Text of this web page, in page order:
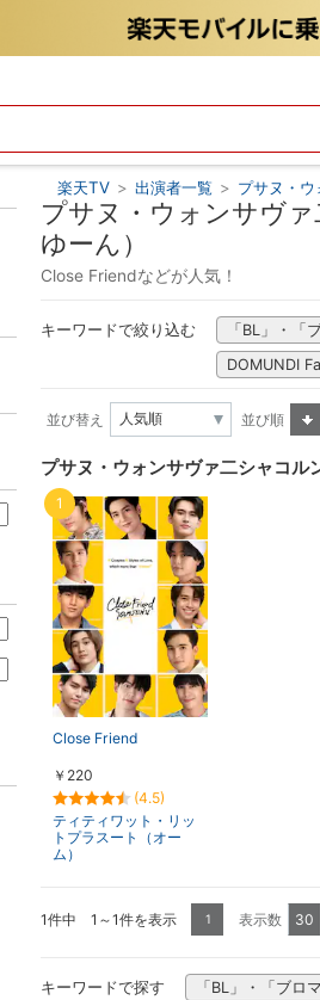
楽天TV > 出演者一覧 > プサヌ・
プサヌ・ウォンサヴ
ゆーん）
Close Friendなどが人気！
キーワードで絞り込む 「BL」・「
DOMUNDI
並び替え
並び順
プサヌ・ウォンサヴァ二シャコル
Close Friend
￥220
(4.5)
ティティワット・リッ
トプラスート（オー
ム）
1
1件中 1～1件を表示 1 表示数 30
キーワードで探す 「BL」・「ブロ